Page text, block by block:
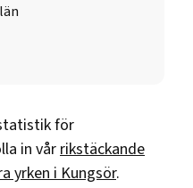
för
in vår rikstäckande
yrken i Kungsör.